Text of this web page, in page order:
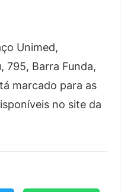
Unimed,
795, Barra Funda,
marcado para as
no site da